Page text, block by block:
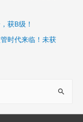
获B级！
时代来临！未获